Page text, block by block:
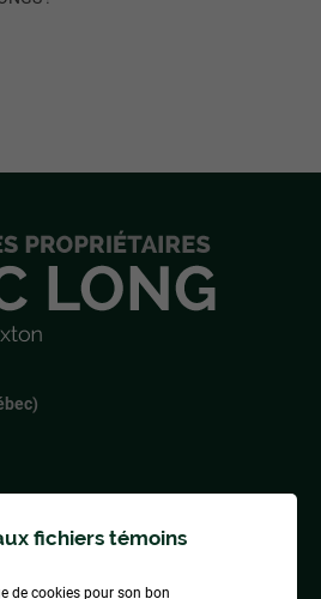
fichiers témoins
de cookies pour son bon